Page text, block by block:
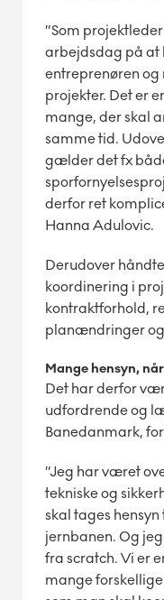
”Som
arbejdsdag på at
entreprenøren
projekter. Det er
mange, der skal
samme tid.
gælder det fx
derfor ret
Hanna Adulovic.
Derudover
koordinering i
kontraktforhold,
planændringer
Mange hensyn,
Det har derfor
udfordrende og
Banedanmark,
”Jeg har været
tekniske og
skal tages
jernbanen. Og
fra scratch. Vi er
mange